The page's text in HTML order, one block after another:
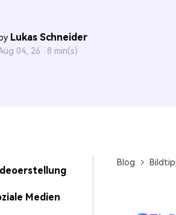
by Lukas Schneider
04, 26 · 8 min(s)
Medien
Blog